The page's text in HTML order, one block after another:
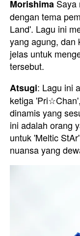
Morishima Saya
dengan tema
Land'. Lagu ini
yang agung, dan
jelas untuk
tersebut.
Atsugi: Lagu ini
ketiga
dinamis yang
ini adalah orang
untuk 'Meltic
nuansa yang